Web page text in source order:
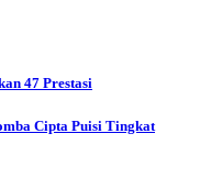
47 Prestasi
Cipta Puisi Tingkat